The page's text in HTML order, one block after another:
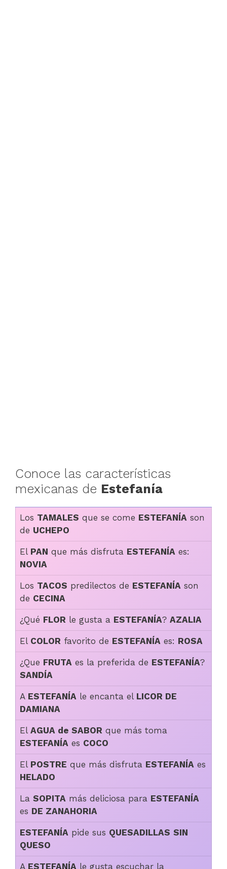
Conoce las características
mexicanas de Estefanía
Los TAMALES que se come ESTEFANÍA son
de UCHEPO
El PAN que más disfruta ESTEFANÍA es:
NOVIA
Los TACOS predilectos de ESTEFANÍA son
de CECINA
¿Qué FLOR le gusta a ESTEFANÍA? AZALIA
El COLOR favorito de ESTEFANÍA es: ROSA
¿Que FRUTA es la preferida de ESTEFANÍA?
SANDÍA
A ESTEFANÍA le encanta el LICOR DE
DAMIANA
El AGUA de SABOR que más toma
ESTEFANÍA es COCO
El POSTRE que más disfruta ESTEFANÍA es
HELADO
La SOPITA más deliciosa para ESTEFANÍA
es DE ZANAHORIA
ESTEFANÍA pide sus QUESADILLAS SIN
QUESO
A ESTEFANÍA le gusta escuchar la